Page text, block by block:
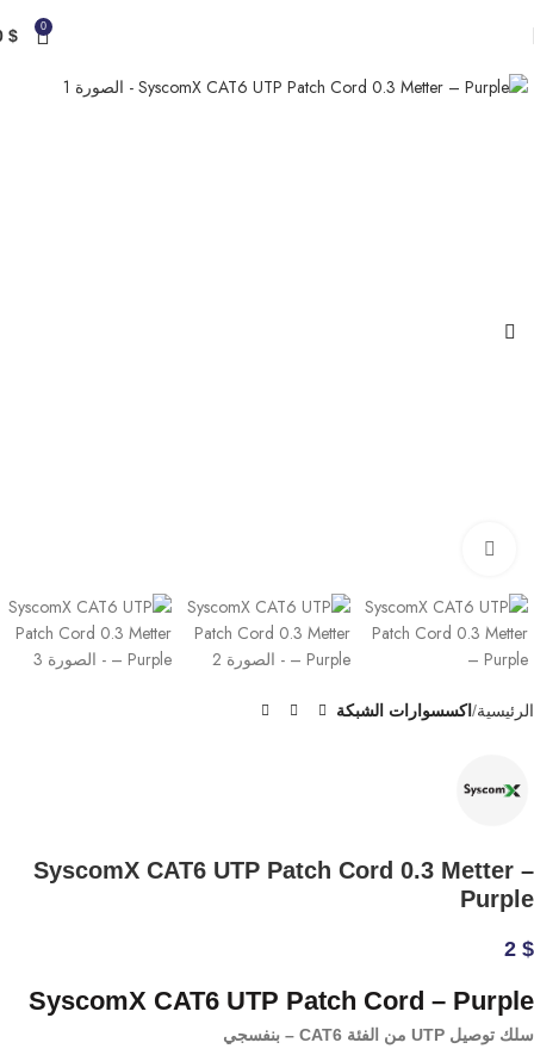
0
$
الرئيسية اكسسوارات الشبكة
SyscomX CAT6 UTP Patch Cord 0.3 Metter –
Purple
2 $
SyscomX CAT6 UTP Patch Cord – Purple
سلك توصيل UTP من الفئة CAT6 – بنفسجي